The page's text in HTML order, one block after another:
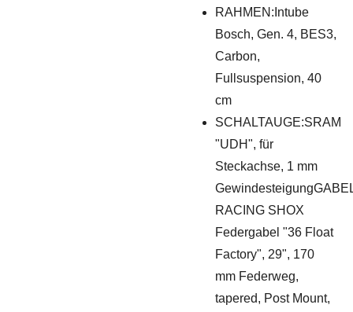
RAHMEN:Intube
Bosch, Gen. 4, BES3,
Carbon,
Fullsuspension, 40
cm
SCHALTAUGE:SRAM
"UDH", für
Steckachse, 1 mm
RACING SHOX
Federgabel "36 Float
Factory", 29", 170
mm Federweg,
tapered, Post Mount,